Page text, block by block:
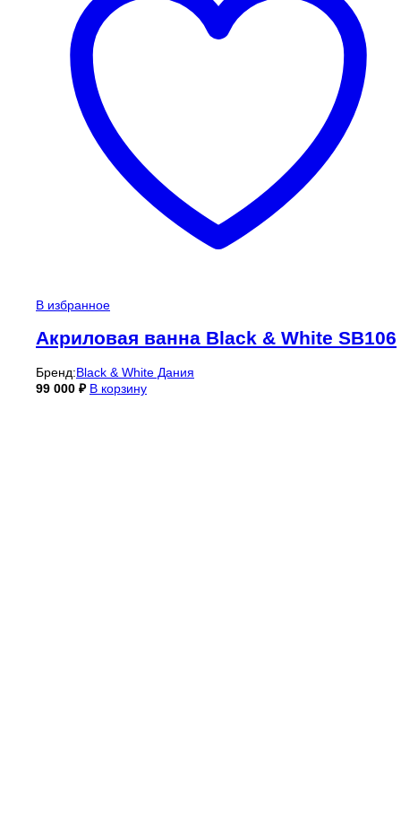
В избранное
Акриловая ванна Black & White SB106
Бренд:Black & White Дания
99 000 ₽ В корзину